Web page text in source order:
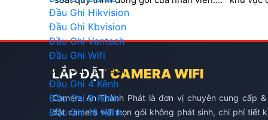
Đầu Ghi Hikvision
Đầu Ghi Kbvision
Đầu Ghi Vantech
Đầu Ghi Wifi
Đầu Ghi Số Kênh
Đầu Ghi 4 Kênh
Đầu Ghi 8 Kênh
Đầu Ghi 16 Kênh
Đáp ứng các tiêu chuẩn của sàn thương
mại điện tử. Ngăn chặn các trường hợp
khách hàng hoàn trả hàng hóa không
đúng sản phẩm
đơn
LẮP ĐẶT CAMERA WIFI
Camera An Thành Phát là đơn vị chuyên cung cấp &
đặt camera wifi trọn gói không phát sinh, chi phí tiết